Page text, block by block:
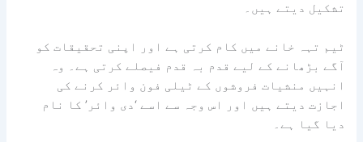
تشکیل دیتے ہیں۔
ٹیم تہہ خانے میں کام کرتی ہے اور اپنی تحقیقات کو
آگے بڑھانے کے لیے قدم بہ قدم فیصلے کرتی ہے۔ وہ
انہیں منشیات فروشوں کے ٹیلی فون وائر کرنے کی
اجازت دیتے ہیں اور اس وجہ سے اسے ‘دی وائر’ کا نام
دیا گیا ہے۔